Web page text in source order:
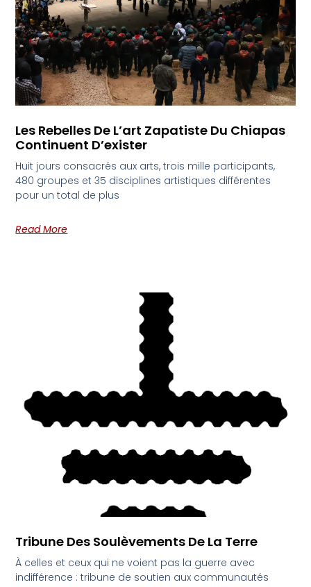
Les Rebelles De L’art Zapatiste Du Chiapas
Continuent D’exister
Huit jours consacrés aux arts, trois mille participants,
480 groupes et 35 disciplines artistiques différentes
pour un total de plus
Read More
Tribune Des Soulèvements De La Terre
À celles et ceux qui ne voient pas la guerre avec
indifférence : tribune de soutien aux communautés